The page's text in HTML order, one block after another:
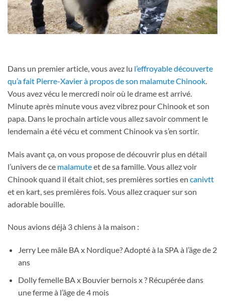
Dans un premier article, vous avez lu l’effroyable découverte
qu’a fait Pierre-Xavier à propos de son malamute Chinook
Vous avez vécu le mercredi noir où le drame est arrivé.
Minute après minute vous avez vibrez pour Chinook et son
papa. Dans le prochain article vous allez savoir comment le
lendemain a été vécu et comment Chinook va s’en sortir.
Mais avant ça, on vous propose de découvrir plus en détail
l’univers de ce malamuteet de sa famille. Vous allez voir
Chinook quand il était chiot, ses premières sorties en canivtt
et en kart, ses premières fois. Vous allez craquer sur son
adorable bouille.
Nous avions déjà 3 chiens à la maison :
Jerry Lee mâle BA x Nordique? Adopté à la SPA à l’âge de 2
ans
Dolly femelle BA x Bouvier bernois x ? Récupérée dans
une ferme à l’âge de 4 mois